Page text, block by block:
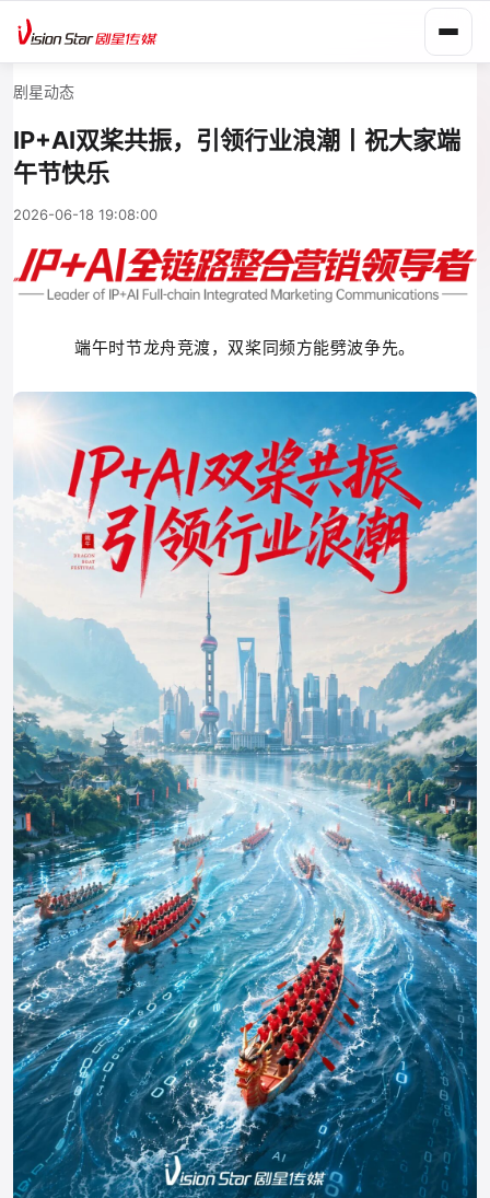
剧星动态
IP+AI双桨共振，引领行业浪潮丨祝大家端
午节快乐
2026-06-18 19:08:00
端午时节龙舟竞渡，双桨同频方能劈波争先。